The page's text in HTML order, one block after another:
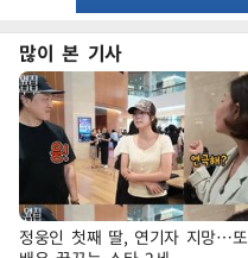
많이 본 기사
정웅인 첫째 딸, 연기자 지망…또